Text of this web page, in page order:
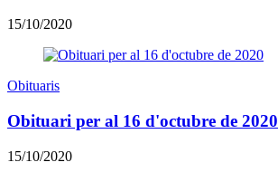
15/10/2020
Obituaris
Obituari per al 16 d'octubre de 2020
15/10/2020